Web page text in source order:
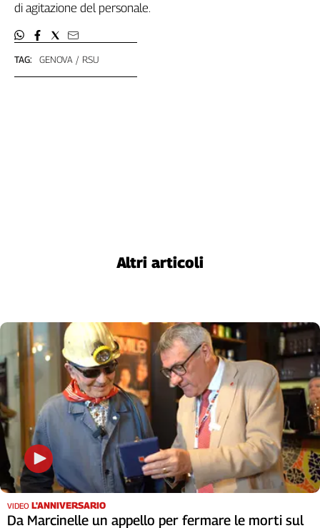
Easy
Inserti
Idea
Diffusa
Molise
Adige
Basilicata
Campania
Emilia-
Romagna
Friuli
Venezia
Giulia
Lazio
TAG: GENOVA RSU
di agitazione del personale.
Altri articoli
VIDEO L'ANNIVERSARIO
Da Marcinelle un appello per fermare le morti sul